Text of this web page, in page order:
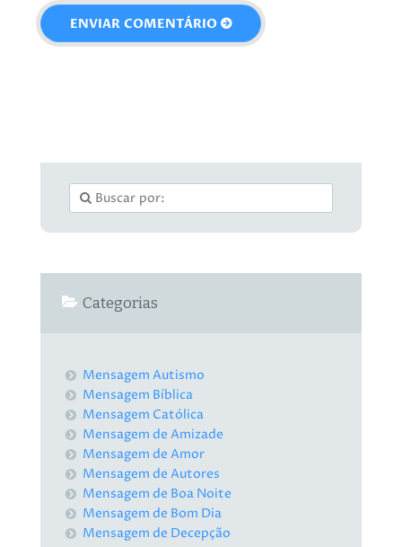
Categorias
Mensagem Autismo
Mensagem Bíblica
Mensagem Católica
Mensagem de Amizade
Mensagem de Amor
Mensagem de Autores
Mensagem de Boa Noite
Mensagem de Bom Dia
Mensagem de Decepção